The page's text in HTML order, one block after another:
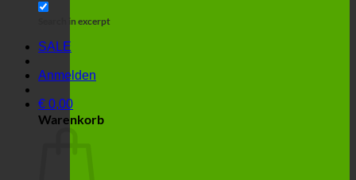
Search in excerpt
SALE
Anmelden
€ 0,00
Warenkorb